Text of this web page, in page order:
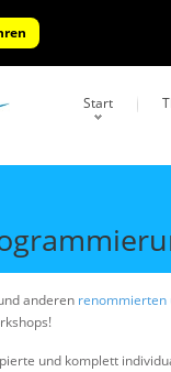
Start
anderen renommierten
und komplett